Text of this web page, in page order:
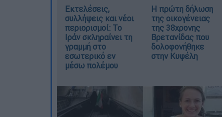
Εκτελέσεις,
συλλήψεις και νέοι
περιορισμοί: Το
Ιράν σκληραίνει τη
γραμμή στο
εσωτερικό εν
μέσω πολέμου
Η πρώτη δήλωση
της οικογένειας
της 38χρονης
Βρετανίδας που
δολοφονήθηκε
στην Κυψέλη